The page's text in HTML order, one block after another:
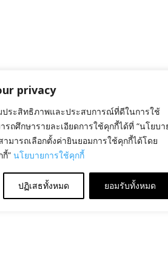
privacy
ประสิทธิภาพและประสบการณ์ที่ดีในการใช้
รถศึกษารายละเอียดการใช้คุกกี้ได้ที่ “นโยบา
ามารถเลือกตั้งค่ายินยอมการใช้คุกกี้ได้โดย
” นโยบายการใช้คุกกี้
ปฏิเสธทั้งหมด ยอมรับทั้งหมด